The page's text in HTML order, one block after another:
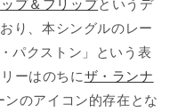
プ＆フリップというデ
り、本シングルのレー
パクストン」という表
ーはのちにザ・ランナ
ンのアイコン的存在とな